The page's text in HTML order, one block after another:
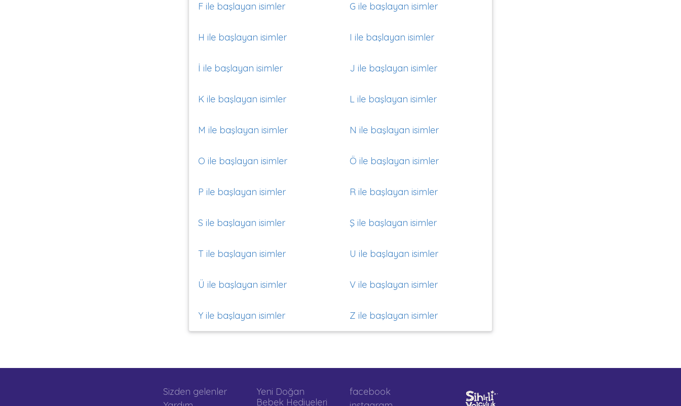
F ile başlayan isimler G ile başlayan isimler
H ile başlayan isimler I ile başlayan isimler
İ ile başlayan isimler J ile başlayan isimler
K ile başlayan isimler L ile başlayan isimler
M ile başlayan isimler N ile başlayan isimler
O ile başlayan isimler Ö ile başlayan isimler
P ile başlayan isimler R ile başlayan isimler
S ile başlayan isimler Ş ile başlayan isimler
T ile başlayan isimler U ile başlayan isimler
Ü ile başlayan isimler V ile başlayan isimler
Y ile başlayan isimler Z ile başlayan isimler
Sizden gelenler
Yeni Doğan
Bebek Hediyeleri
facebook